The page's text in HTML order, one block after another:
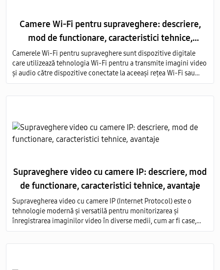
Camere Wi-Fi pentru supraveghere: descriere,
mod de functionare, caracteristici tehnice,
avantaje
Camerele Wi-Fi pentru supraveghere sunt dispozitive digitale
care utilizează tehnologia Wi-Fi pentru a transmite imagini video
și audio către dispozitive conectate la aceeași rețea Wi-Fi sau
prin intermediul internetului.
Supraveghere video cu camere IP: descriere, mod
de functionare, caracteristici tehnice, avantaje
Supravegherea video cu camere IP (Internet Protocol) este o
tehnologie modernă și versatilă pentru monitorizarea și
înregistrarea imaginilor video în diverse medii, cum ar fi case,
birouri, clădiri comerciale, instituții publice și industriale.